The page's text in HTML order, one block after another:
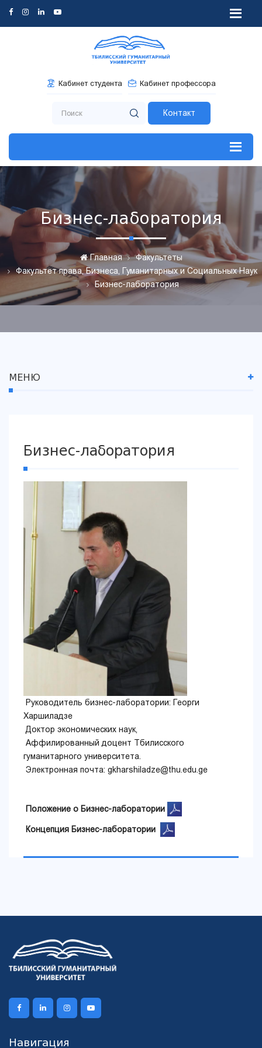
Кабинет студента Кабинет профессора
Контакт
Бизнес-лаборатория
Главная
Факультеты
Факультет права, Бизнеса, Гуманитарных и Социальных Наук
Бизнес-лаборатория
МЕНЮ
Бизнес-лаборатория
Руководитель бизнес-лаборатории: Георги
Харшиладзе
Доктор экономических наук,
Аффилированный доцент Тбилисского
гуманитарного университета.
Электронная почта: gkharshiladze@thu.edu.ge
Положение о Бизнес-лаборатории
Концепция Бизнес-лаборатории
Навигация